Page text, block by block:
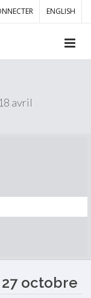
ENGLISH
avril
octobre